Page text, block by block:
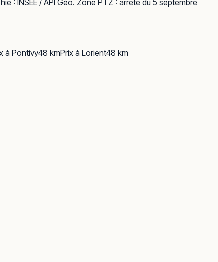
: INSEE / API Géo. Zone PTZ : arrêté du 5 septembre
à Pontivy48 kmPrix à Lorient48 km